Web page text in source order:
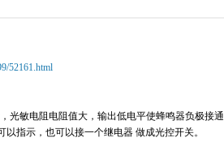
52161.html
光敏电阻电阻值大，输出低电平使蜂鸣器负极接通
指示，也可以接一个继电器 做成光控开关。